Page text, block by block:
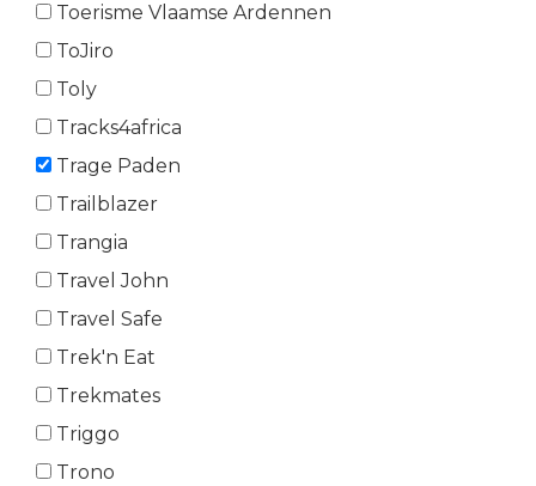
Toerisme Vlaamse Ardennen
ToJiro
Toly
Tracks4africa
Trage Paden
Trailblazer
Trangia
Travel John
Travel Safe
Trek'n Eat
Trekmates
Triggo
Trono